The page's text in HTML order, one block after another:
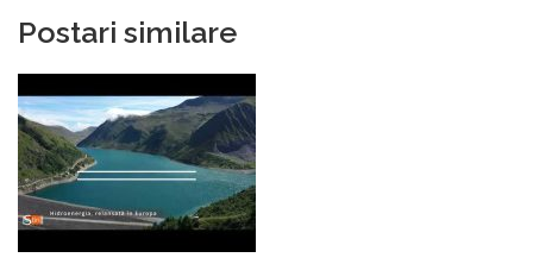
Postari similare